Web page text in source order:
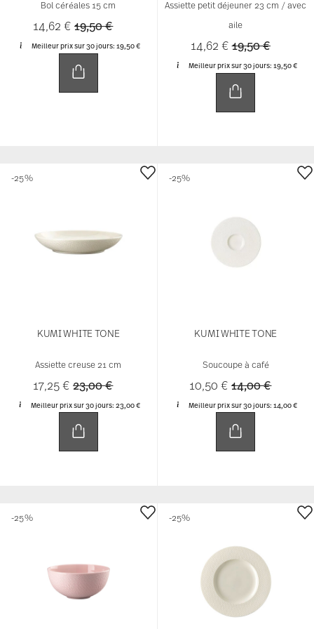
Bol céréales 15 cm
14,62 €Price reduced from
19,50 €to
Meilleur prix sur 30 jours: 19,50 €
Assiette petit déjeuner 23 cm / avec
aile
14,62 €Price reduced
19,50 €to
Meilleur prix sur 30 jours:19,50 €
KUMI WHITE TONE
Assiette creuse 21 cm
17,25 €Price reduced from
23,00 €to
Meilleur prix sur 30 jours:23,00 €
-25%
KUMI WHITE TONE
Soucoupe à café
10,50 €Price reduced
14,00 €to
Meilleur prix sur 30 jours:14,00 €
-25%
-25% -25%